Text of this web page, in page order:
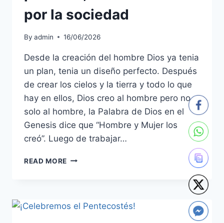
por la sociedad
By admin 16/06/2026
Desde la creación del hombre Dios ya tenia
un plan, tenia un diseño perfecto. Después
de crear los cielos y la tierra y todo lo que
hay en ellos, Dios creo al hombre pero no
solo al hombre, la Palabra de Dios en el
Genesis dice que “Hombre y Mujer los
creó”. Luego de trabajar…
READ MORE UN
DISTORSIONADO